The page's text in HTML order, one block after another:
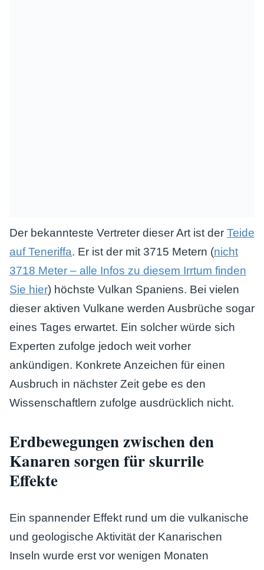
Der bekannteste Vertreter dieser Art ist der Teide
auf Teneriffa. Er ist der mit 3715 Metern (nicht
3718 Meter – alle Infos zu diesem Irrtum finden
Sie hier) höchste Vulkan Spaniens. Bei vielen
dieser aktiven Vulkane werden Ausbrüche sogar
eines Tages erwartet. Ein solcher würde sich
Experten zufolge jedoch weit vorher
ankündigen. Konkrete Anzeichen für einen
Ausbruch in nächster Zeit gebe es den
Wissenschaftlern zufolge ausdrücklich nicht.
Erdbewegungen zwischen den
Kanaren sorgen für skurrile
Effekte
Ein spannender Effekt rund um die vulkanische
und geologische Aktivität der Kanarischen
Inseln wurde erst vor wenigen Monaten